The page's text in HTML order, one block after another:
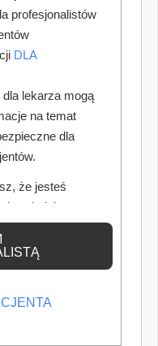
profesjonalistów
DLA
lekarza mogą
na temat
dla
że jesteś